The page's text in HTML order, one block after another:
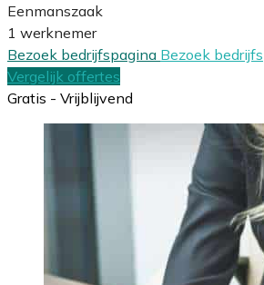
Eenmanszaak
1 werknemer
Bezoek bedrijfspagina Bezoek
Vergelijk offertes
Gratis - Vrijblijvend